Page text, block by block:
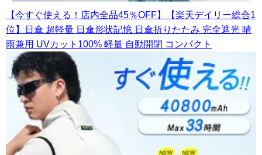
【今すぐ使える！店内全品45％OFF】【楽天デイリー総合1
位】日傘 超軽量 日傘形状記憶 日傘折りたたみ 完全遮光 晴
雨兼用 UVカット100% 軽量 自動開閉 コンパクト